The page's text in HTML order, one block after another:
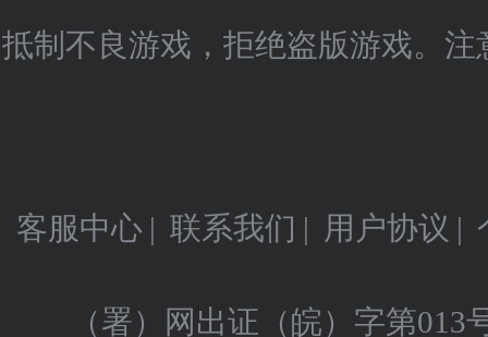
抵制不良游戏，拒绝盗版游戏。
客服中心 | 联系我们 | 用户协议 |
（署）网出证（皖）字第013